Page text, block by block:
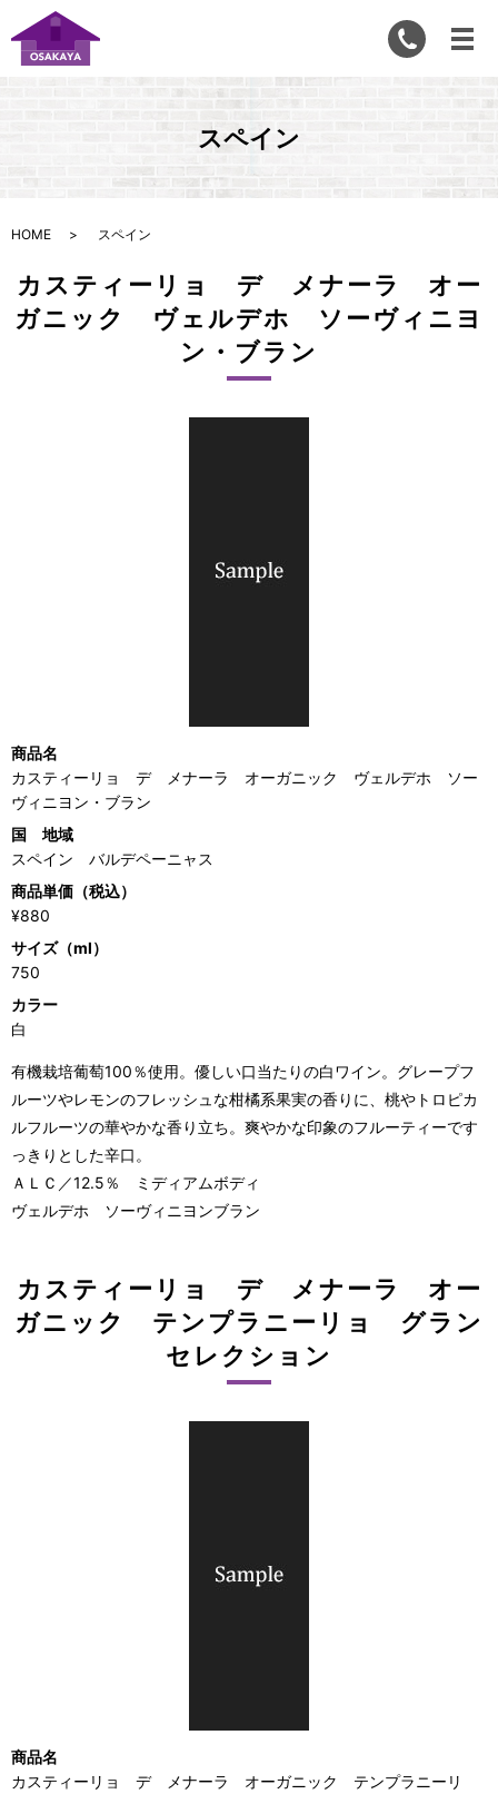
スペイン
HOME スペイン
カスティーリョ デ メナーラ オー
ガニック ヴェルデホ ソーヴィニヨ
ン・ブラン
商品名
カスティーリョ デ メナーラ オーガニック ヴェルデホ ソー
ヴィニヨン・ブラン
国 地域
スペイン バルデペーニャス
商品単価（税込）
¥880
サイズ（ml）
750
カラー
白
有機栽培葡萄100％使用。優しい口当たりの白ワイン。グレープフ
ルーツやレモンのフレッシュな柑橘系果実の香りに、桃やトロピカ
ルフルーツの華やかな香り立ち。爽やかな印象のフルーティーです
っきりとした辛口。
ＡＬＣ／12.5％ ミディアムボディ
ヴェルデホ ソーヴィニヨンブラン
カスティーリョ デ メナーラ オー
ガニック テンプラニーリョ グラン
セレクション
商品名
カスティーリョ デ メナーラ オーガニック テンプラニーリ